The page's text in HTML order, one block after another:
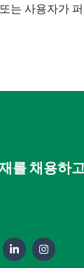
는 사용자가 퍼
를 채용하